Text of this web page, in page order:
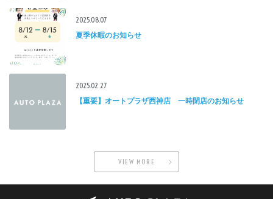
2025.08.07
夏季休暇のお知らせ
2025.02.27
【重要】オートプラザ西神店 一時閉店のお知らせ
VIEW MORE